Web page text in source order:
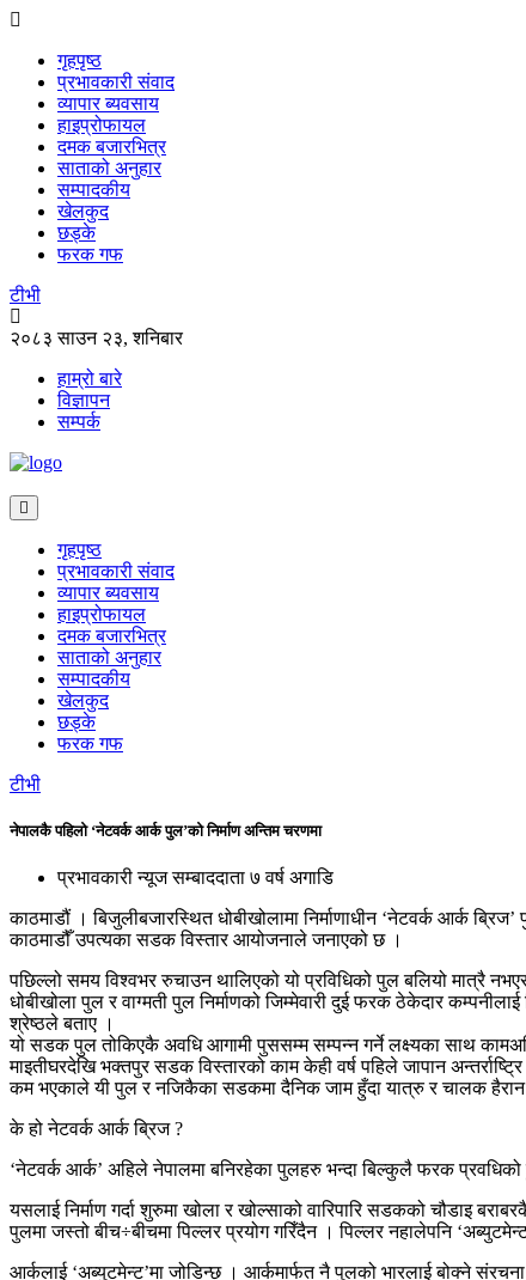
गृहपृष्ठ
प्रभावकारी संवाद
व्यापार ब्यवसाय
हाइप्रोफायल
दमक बजारभित्र
साताको अनुहार
सम्पादकीय
खेलकुद
छड्के
फरक गफ
टीभी
२०८३ साउन २३, शनिबार
हाम्रो बारे
विज्ञापन
सम्पर्क
गृहपृष्ठ
प्रभावकारी संवाद
व्यापार ब्यवसाय
हाइप्रोफायल
दमक बजारभित्र
साताको अनुहार
सम्पादकीय
खेलकुद
छड्के
फरक गफ
टीभी
नेपालकै पहिलो ‘नेटवर्क आर्क पुल’को निर्माण अन्तिम चरणमा
प्रभावकारी न्यूज सम्बाददाता ७ वर्ष अगाडि
काठमाडौं । बिजुलीबजारस्थित धोबीखोलामा निर्माणाधीन ‘नेटवर्क आर्क
काठमाडौँ उपत्यका सडक विस्तार आयोजनाले जनाएको छ ।
पछिल्लो समय विश्वभर रुचाउन थालिएको यो प्रविधिको पुल बलियो मात्रै
धोबीखोला पुल र वाग्मती पुल निर्माणको जिम्मेवारी दुई फरक ठेकेदार
श्रेष्ठले बताए ।
यो सडक पुल तोकिएकै अवधि आगामी पुससम्म सम्पन्न गर्ने लक्ष्यका साथ
माइतीघरदेखि भक्तपुर सडक विस्तारको काम केही वर्ष पहिले जापान
कम भएकाले यी पुल र नजिकैका सडकमा दैनिक जाम हुँदा यात्रु र चालक
के हो नेटवर्क आर्क ब्रिज ?
‘नेटवर्क आर्क’ अहिले नेपालमा बनिरहेका पुलहरु भन्दा बिल्कुलै फरक
यसलाई निर्माण गर्दा शुरुमा खोला र खोल्साको वारिपारि सडकको चौडाइ
पुलमा जस्तो बीच÷बीचमा पिल्लर प्रयोग गरिँदैन । पिल्लर नहालेपनि
आर्कलाई ‘अब्युटमेन्ट’मा जोडिन्छ । आर्कमार्फत नै पुलको भारलाई बोक्ने